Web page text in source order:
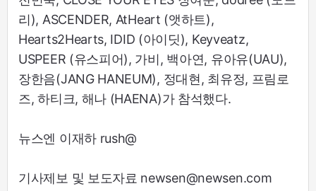
리), ASCENDER, AtHeart (앳하트),
Hearts2Hearts, IDID (아이딧), Keyveatz,
USPEER (유스피어), 가비, 백아연, 유아유(UAU),
장한음(JANG HANEUM), 정대현, 최유정, 프림로
즈, 하티크, 해나 (HAENA)가 참석했다.
뉴스엔 이재하 rush@
기사제보 및 보도자료 newsen@newsen.com